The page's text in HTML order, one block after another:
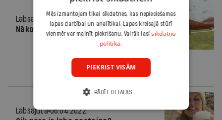
Labsajūta
13.07.2022.
Nākotnes pilsētā
Labsajūta 06.04.2022.
Mēs izmantojam tikai sīkdatnes, kas nepieciešamas
lapas darbībai un analītikai. Lapas kreisajā stūrī
vienmēr var mainīt piekrišanu. Vairāk lasisīkdatņu
politikā.
PIEKRIST VISĀM
RĀDĪT DETAĻAS